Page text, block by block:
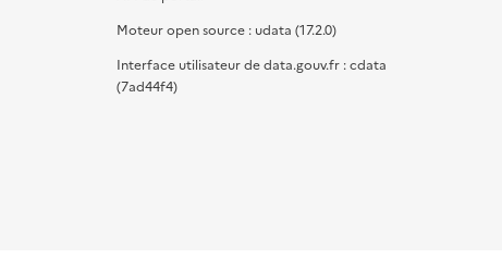
Moteur open source : udata (17.2.0)
Interface utilisateur de data.gouv.fr : cdata
(7ad44f4)